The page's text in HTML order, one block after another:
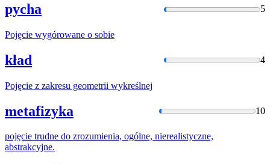
pycha 5
Pojęcie wygórowane o sobie
kład 4
Pojęcie z zakresu geometrii wykreślnej
metafizyka 10
pojęcie trudne do zrozumienia, ogólne, nierealistyczne,
abstrakcyjne.